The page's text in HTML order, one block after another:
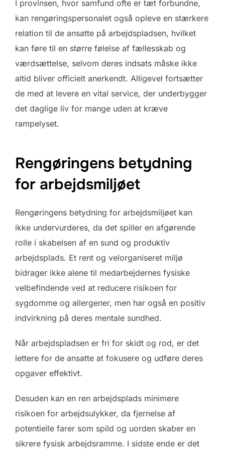
I provinsen, hvor samfund ofte er tæt forbundne,
kan rengøringspersonalet også opleve en stærkere
relation til de ansatte på arbejdspladsen, hvilket
kan føre til en større følelse af fællesskab og
værdsættelse, selvom deres indsats måske ikke
altid bliver officielt anerkendt. Alligevel fortsætter
de med at levere en vital service, der underbygger
det daglige liv for mange uden at kræve
rampelyset.
Rengøringens betydning
for arbejdsmiljøet
Rengøringens betydning for arbejdsmiljøet kan
ikke undervurderes, da det spiller en afgørende
rolle i skabelsen af en sund og produktiv
arbejdsplads. Et rent og velorganiseret miljø
bidrager ikke alene til medarbejdernes fysiske
velbefindende ved at reducere risikoen for
sygdomme og allergener, men har også en positiv
indvirkning på deres mentale sundhed.
Når arbejdspladsen er fri for skidt og rod, er det
lettere for de ansatte at fokusere og udføre deres
opgaver effektivt.
Desuden kan en ren arbejdsplads minimere
risikoen for arbejdsulykker, da fjernelse af
potentielle farer som spild og uorden skaber en
sikrere fysisk arbejdsramme. I sidste ende er det